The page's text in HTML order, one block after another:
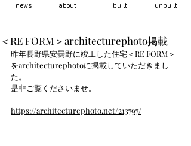
news about built unbuilt
＜RE FORM＞architecturephoto掲載
昨年長野県安曇野に竣工した住宅＜RE FORM＞
をarchitecturephotoに掲載していただきまし
た。
是非ご覧くださいませ。
https://architecturephoto.net/213797/